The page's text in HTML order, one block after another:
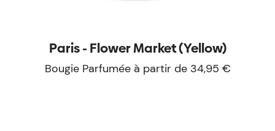
Paris - Flower Market (Yellow)
Bougie Parfumée à partir de 34,95 €